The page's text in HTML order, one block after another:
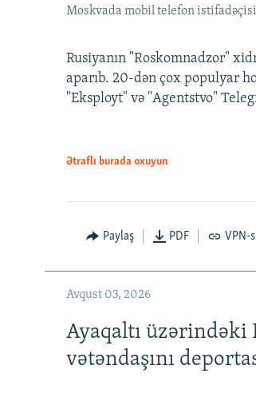
Moskvada mobil telefon istifadəçisi
Rusiyanın "Roskomnadzor"
aparıb. 20-dən çox populyar
"Eksployt" və "Agentstvo"
Ətraflı burada oxuyun
Paylaş PDF VPN-
Avqust 03, 2026
Ayaqaltı üzərindəki
vətəndaşını